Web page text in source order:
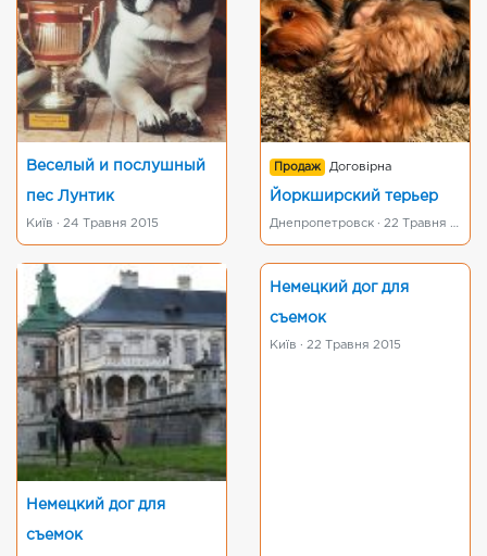
Веселый и послушный
пес Лунтик
Київ · 24 Травня 2015
Продаж Договірна
Йоркширский терьер
Днепропетровск · 22 Травня 2015
Немецкий дог для
съемок
Немецкий дог для
съемок
Київ · 22 Травня 2015